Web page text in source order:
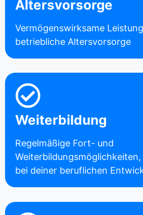
Altersvorsorge
Vermögenswirksame
betriebliche Altersvorsorge
Weiterbildung
Regelmäßige Fort- und
bei deiner beruflichen